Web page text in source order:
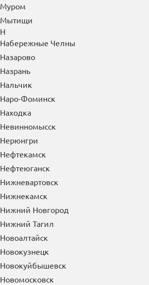
Муром
Мытищи
Н
Набережные Челны
Назарово
Назрань
Нальчик
Наро-Фоминск
Находка
Невинномысск
Нерюнгри
Нефтекамск
Нефтеюганск
Нижневартовск
Нижнекамск
Нижний Новгород
Нижний Тагил
Новоалтайск
Новокузнецк
Новокуйбышевск
Новомосковск